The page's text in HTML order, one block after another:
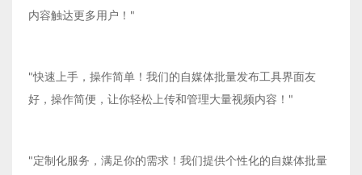
内容触达更多用户！"
"快速上手，操作简单！我们的自媒体批量发布工具界面友
好，操作简便，让你轻松上传和管理大量视频内容！"
"定制化服务，满足你的需求！我们提供个性化的自媒体批量